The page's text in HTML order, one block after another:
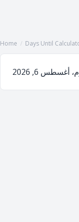
Home / Days Until